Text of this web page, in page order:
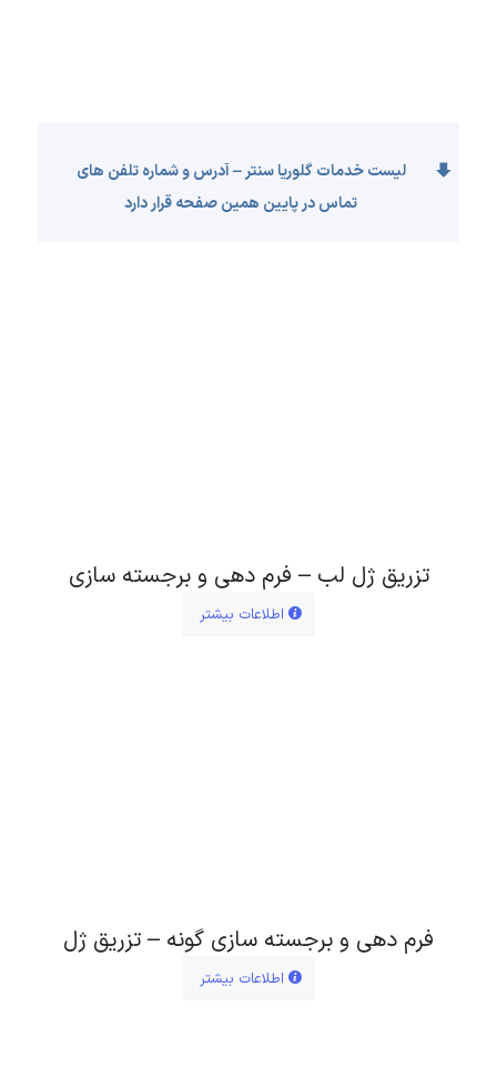
لیست خدمات گلوریا سنتر – آدرس و شماره تلفن های
تماس در پایین همین صفحه قرار دارد
تزریق ژل لب – فرم دهی و برجسته سازی
اطلاعات بیشتر
فرم دهی و برجسته سازی گونه – تزریق ژل
اطلاعات بیشتر